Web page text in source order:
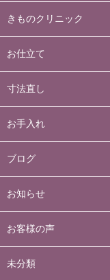
きものクリニック
お仕立て
寸法直し
お手入れ
ブログ
お知らせ
お客様の声
未分類